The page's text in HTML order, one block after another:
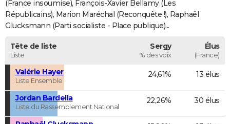
FORUM
(France insoumise), François-Xavier Bellamy (Les
Républicains), Marion Maréchal (Reconquête !), Raphaël
Glucksmann (Parti socialiste - Place publique)...
Tête de liste
Liste
Sergy
% des voix
Élus
(France)
Valérie Hayer
Liste Ensemble
24,61% 13 élus
Jordan Bardella
Liste du Rassemblement National
22,26% 30 élus